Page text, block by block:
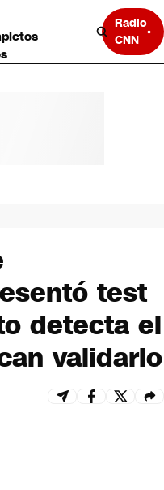
Radio
CNN
test
detecta el
validarlo